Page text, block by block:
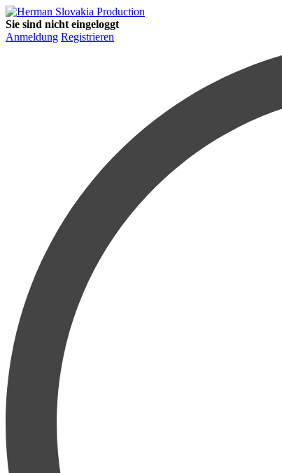
Sie sind nicht eingeloggt
Anmeldung Registrieren